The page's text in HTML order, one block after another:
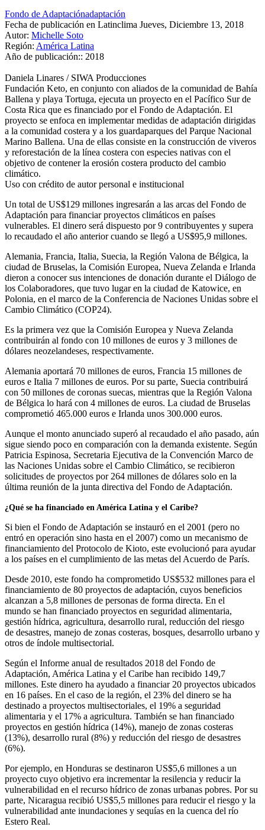
Fondo de Adaptaciónadaptación
Fecha de publicación en Latinclima Jueves, Diciembre 13, 2018
Autor: Michelle Soto
Región: América Latina
Año de publicación:: 2018
Daniela Linares / SIWA Producciones
Fundación Keto, en conjunto con aliados de la comunidad de Bahía
Ballena y playa Tortuga, ejecuta un proyecto en el Pacífico Sur de
Costa Rica que es financiado por el Fondo de Adaptación. El
proyecto se enfoca en implementar medidas de adaptación dirigidas
a la comunidad costera y a los guardaparques del Parque Nacional
Marino Ballena. Una de ellas consiste en la construcción de viveros
y reforestación de la línea costera con especies nativas con el
objetivo de contener la erosión costera producto del cambio
climático.
Uso con crédito de autor personal e institucional
Un total de US$129 millones ingresarán a las arcas del Fondo de
Adaptación para financiar proyectos climáticos en países
vulnerables. El dinero será dispuesto por 9 contribuyentes y supera
lo recaudado el año anterior cuando se llegó a US$95,9 millones.
Alemania, Francia, Italia, Suecia, la Región Valona de Bélgica, la
ciudad de Bruselas, la Comisión Europea, Nueva Zelanda e Irlanda
dieron a conocer sus intenciones de donación durante el Diálogo de
los Colaboradores, que tuvo lugar en la ciudad de Katowice, en
Polonia, en el marco de la Conferencia de Naciones Unidas sobre el
Cambio Climático (COP24).
Es la primera vez que la Comisión Europea y Nueva Zelanda
contribuirán al fondo con 10 millones de euros y 3 millones de
dólares neozelandeses, respectivamente.
Alemania aportará 70 millones de euros, Francia 15 millones de
euros e Italia 7 millones de euros. Por su parte, Suecia contribuirá
con 50 millones de coronas suecas, mientras que la Región Valona
de Bélgica lo hará con 4 millones de euros. La ciudad de Bruselas
comprometió 465.000 euros e Irlanda unos 300.000 euros.
Aunque el monto anunciado superó al recaudado el año pasado, aún
sigue siendo poco en comparación con la demanda existente. Según
Patricia Espinosa, Secretaria Ejecutiva de la Convención Marco de
las Naciones Unidas sobre el Cambio Climático, se recibieron
solicitudes de proyectos por 264 millones de dólares solo en la
última reunión de la junta directiva del Fondo de Adaptación.
¿Qué se ha financiado en América Latina y el Caribe?
Si bien el Fondo de Adaptación se instauró en el 2001 (pero no
entró en operación sino hasta en el 2007) como un mecanismo de
financiamiento del Protocolo de Kioto, este evolucionó para ayudar
a los países en el cumplimiento de las metas del Acuerdo de París.
Desde 2010, este fondo ha comprometido US$532 millones para el
financiamiento de 80 proyectos de adaptación, cuyos beneficios
alcanzan a 5,8 millones de personas de forma directa. En el
mundo se han financiado proyectos en seguridad alimentaria,
gestión hídrica, agricultura, desarrollo rural, reducción del riesgo
de desastres, manejo de zonas costeras, bosques, desarrollo urbano y
otros de índole multisectorial.
Según el Informe anual de resultados 2018 del Fondo de
Adaptación, América Latina y el Caribe han recibido 149,7
millones. Este dinero ha ayudado a financiar 20 proyectos ubicados
en 16 países. En el caso de la región, el 23% del dinero se ha
destinado a proyectos multisectoriales, el 19% a seguridad
alimentaria y el 17% a agricultura. También se han financiado
proyectos en gestión hídrica (14%), manejo de zonas costeras
(13%), desarrollo rural (8%) y reducción del riesgo de desastres
(6%).
Por ejemplo, en Honduras se destinaron US$5,6 millones a un
proyecto cuyo objetivo era incrementar la resilencia y reducir la
vulnerabilidad en el recurso hídrico de zonas urbanas pobres. Por su
parte, Nicaragua recibió US$5,5 millones para reducir el riesgo y la
vulnerabilidad ante inundaciones y sequías en la cuenca del río
Estero Real.